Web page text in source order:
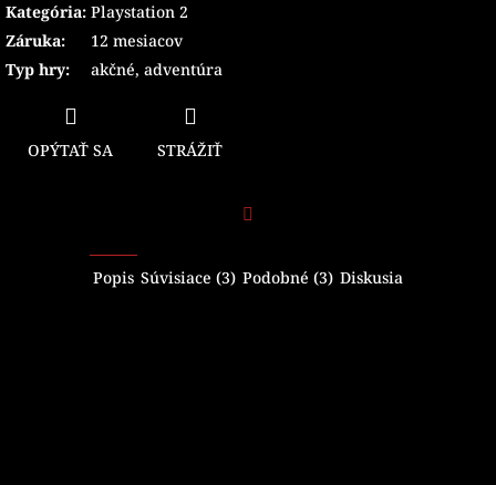
Kategória: Playstation 2
Záruka:
12 mesiacov
Typ hry: akčné, adventúra
OPÝTAŤ SA STRÁŽIŤ
Popis Súvisiace (3) Podobné (3) Diskusia